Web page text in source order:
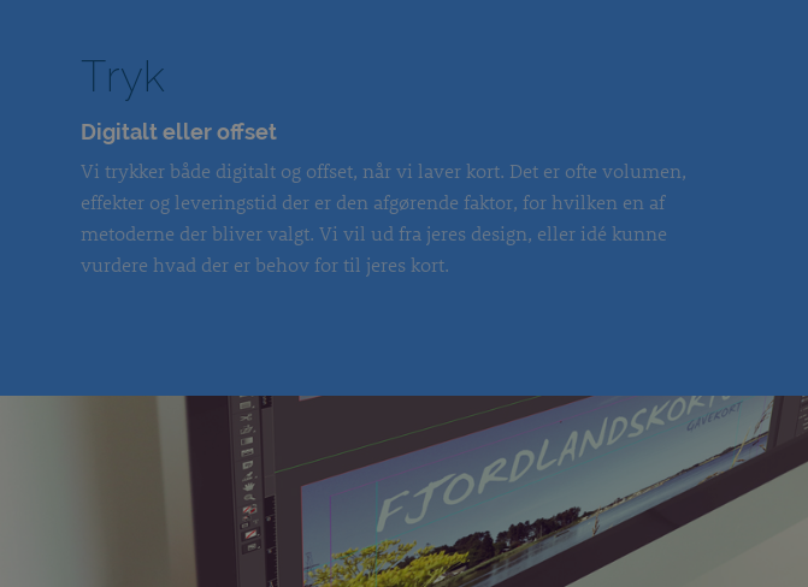
Tryk
Digitalt eller offset
Vi trykker både digitalt og offset, når vi laver kort. Det er ofte volumen,
effekter og leveringstid der er den afgørende faktor, for hvilken en af
metoderne der bliver valgt. Vi vil ud fra jeres design, eller idé kunne
vurdere hvad der er behov for til jeres kort.